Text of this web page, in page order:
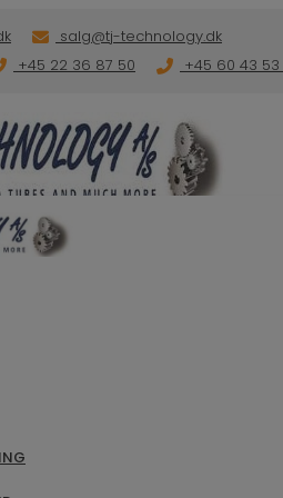
salg@tj-technology.dk
+45 22 36 87 50 +45 60 43